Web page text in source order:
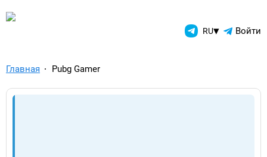
TelegramAds.com — RU▾ Войти
Главная Pubg Gamer